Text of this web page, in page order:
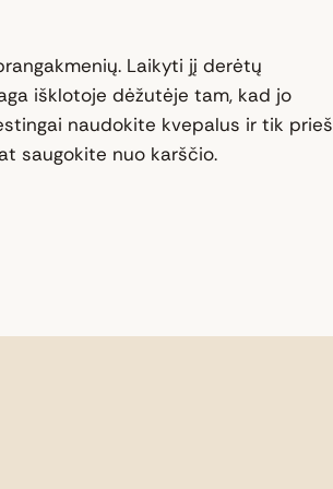
Laikyti jį derėtų
išklotoje dėžutėje tam, kad jo
naudokite kvepalus ir tik prieš
saugokite nuo karščio.